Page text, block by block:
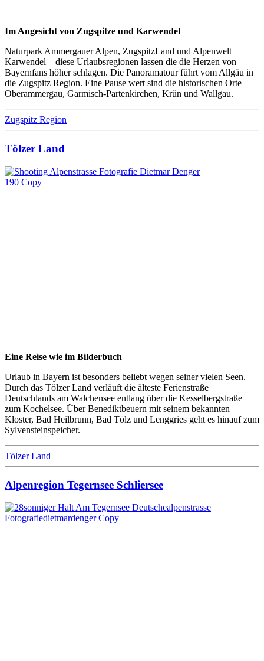
Im Angesicht von Zugspitze und Karwendel
Naturpark Ammergauer Alpen, ZugspitzLand und Alpenwelt
Karwendel – diese Urlaubsregionen lassen die die Herzen von
Bayernfans höher schlagen. Die Panoramatour führt vom Allgäu in
die Zugspitz Region. Eine Pause wert sind die historischen Orte
Oberammergau, Garmisch-Partenkirchen, Krün und Wallgau.
Zugspitz Region
Tölzer Land
Eine Reise wie im Bilderbuch
Urlaub in Bayern ist besonders beliebt wegen seiner vielen Seen.
Durch das Tölzer Land verläuft die älteste Ferienstraße
Deutschlands am Walchensee entlang über die Kesselbergstraße
zum Kochelsee. Über Benediktbeuern mit seinem bekannten
Kloster, Bad Heilbrunn, Bad Tölz und Lenggries geht es hinauf zum
Sylvensteinspeicher.
Tölzer Land
Alpenregion Tegernsee Schliersee